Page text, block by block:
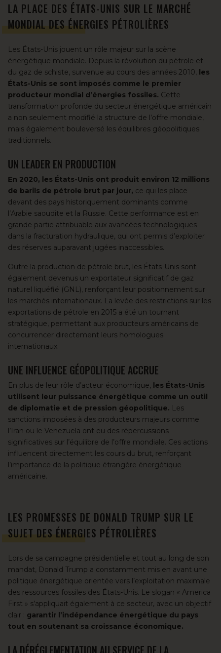
LA PLACE DES ÉTATS-UNIS SUR LE MARCHÉ
MONDIAL DES ÉNERGIES PÉTROLIÈRES
Les États-Unis jouent un rôle majeur sur la scène
énergétique mondiale. Depuis la révolution du pétrole et
du gaz de schiste, survenue au cours des années 2010, les
États-Unis se sont imposés comme le premier
producteur mondial d’énergies fossiles. Cette
transformation profonde du secteur énergétique américain
a non seulement modifié la structure de l’offre mondiale,
mais également bouleversé les équilibres géopolitiques
traditionnels.
UN LEADER EN PRODUCTION
En 2020, les États-Unis ont produit environ 12 millions
de barils de pétrole brut par jour, ce qui les place
devant des pays historiquement dominants comme
l’Arabie saoudite et la Russie. Cette performance est en
grande partie attribuable aux avancées technologiques
dans la fracturation hydraulique, qui ont permis d’exploiter
des réserves auparavant jugées inaccessibles.
Outre la production de pétrole brut, les États-Unis sont
également devenus un exportateur significatif de gaz
naturel liquéfié (GNL), renforçant leur positionnement sur
les marchés internationaux. La levée des restrictions sur les
exportations de pétrole en 2015 a été un tournant
stratégique, permettant aux producteurs américains de
concurrencer directement leurs homologues
internationaux.
UNE INFLUENCE GÉOPOLITIQUE ACCRUE
En plus de leur rôle d’acteur économique, les États-Unis
utilisent leur puissance énergétique comme un outil
de diplomatie et de pression géopolitique. Les
sanctions imposées à des producteurs majeurs comme
l’Iran ou le Venezuela ont eu des répercussions
significatives sur l’équilibre de l’offre mondiale. Ces actions
influencent directement les cours du brut, renforçant
l’importance de la politique étrangère énergétique
américaine.
LES PROMESSES DE DONALD TRUMP SUR LE
SUJET DES ÉNERGIES PÉTROLIÈRES
Lors de sa campagne présidentielle et tout au long de son
mandat, Donald Trump a constamment mis en avant une
politique énergétique orientée vers l’exploitation maximale
des ressources fossiles des États-Unis. Le slogan « America
First » s’appliquait également à ce secteur, avec un objectif
clair : garantir l’indépendance énergétique du pays
tout en soutenant sa croissance économique.